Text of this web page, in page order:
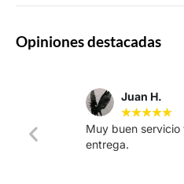
Opiniones destacadas
Juan H.
★★★★★
Muy buen servicio
entrega.